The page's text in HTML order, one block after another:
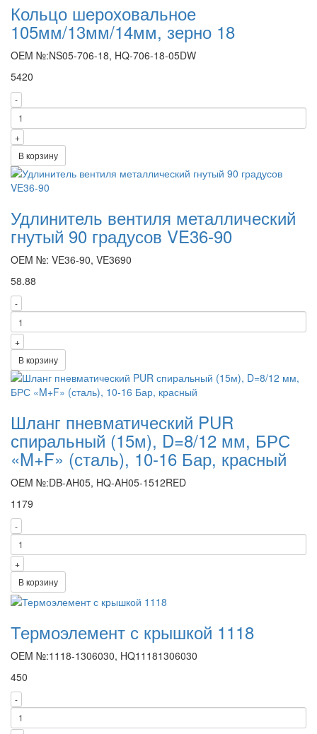
Кольцо шероховальное
105мм/13мм/14мм, зерно 18
OEM №:NS05-706-18, HQ-706-18-05DW
5420
-
+
В корзину
Удлинитель вентиля металлический
гнутый 90 градусов VE36-90
OEM №: VE36-90, VE3690
58.88
-
+
В корзину
Шланг пневматический PUR
спиральный (15м), D=8/12 мм, БРС
«M+F» (сталь), 10-16 Бар, красный
OEM №:DB-AH05, HQ-AH05-1512RED
1179
-
+
В корзину
Термоэлемент с крышкой 1118
OEM №:1118-1306030, HQ11181306030
450
-